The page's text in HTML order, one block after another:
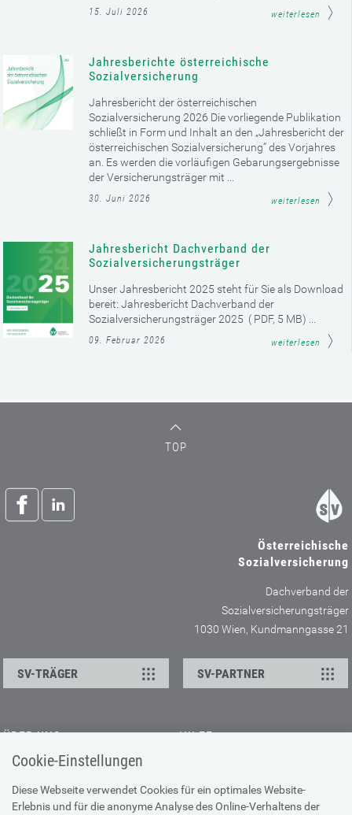
Cookie-Einstellungen
Diese Webseite verwendet Cookies für ein optimales Website-
Erlebnis und für die anonyme Analyse des Online-Verhaltens der
15. Juli 2026 weiterlesen
Jahresberichte österreichische
Sozialversicherung
Jahresbericht der österreichischen
Sozialversicherung 2026 Die vorliegende Publikation
schließt in Form und Inhalt an den „Jahresbericht der
österreichischen Sozialversicherung“ des Vorjahres
an. Es werden die vorläufigen Gebarungsergebnisse
der Versicherungsträger mit ...
30. Juni 2026 weiterlesen
Jahresbericht Dachverband der
Sozialversicherungsträger
Unser Jahresbericht 2025 steht für Sie als Download
bereit: Jahresbericht Dachverband der
Sozialversicherungsträger 2025 ( PDF, 5 MB) ...
09. Februar 2026 weiterlesen
TOP
Österreichische
Sozialversicherung
Dachverband der
Sozialversicherungsträger
1030 Wien, Kundmanngasse 21
SV-TRÄGER SV-PARTNER
ÜBER UNS
Kontakt
Offene Stellen
Presse
HILFE
Browser-Info & Sicherheit
Hilfe zur Suche